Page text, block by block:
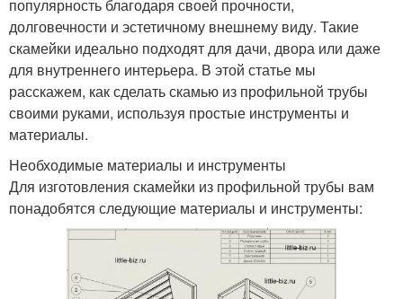
популярность благодаря своей прочности,
долговечности и эстетичному внешнему виду. Такие
скамейки идеально подходят для дачи, двора или даже
для внутреннего интерьера. В этой статье мы
расскажем, как сделать скамью из профильной трубы
своими руками, используя простые инструменты и
материалы.
Необходимые материалы и инструменты
Для изготовления скамейки из профильной трубы вам
понадобятся следующие материалы и инструменты: